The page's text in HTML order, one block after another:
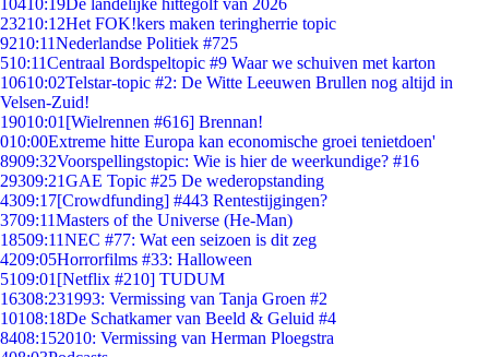
10410:19De landelijke hittegolf van 2026
23210:12Het FOK!kers maken teringherrie topic
9210:11Nederlandse Politiek #725
510:11Centraal Bordspeltopic #9 Waar we schuiven met karton
10610:02Telstar-topic #2: De Witte Leeuwen Brullen nog altijd in
Velsen-Zuid!
19010:01 [Wielrennen #616] Brennan!
010:00Extreme hitte Europa kan economische groei tenietdoen'
8909:32Voorspellingstopic: Wie is hier de weerkundige? #16
29309:21GAE Topic #25 De wederopstanding
4309:17[Crowdfunding] #443 Rentestijgingen?
3709:11Masters of the Universe (He-Man)
18509:11NEC #77: Wat een seizoen is dit zeg
4209:05Horrorfilms #33: Halloween
5109:01 [Netflix #210] TUDUM
16308:231993: Vermissing van Tanja Groen #2
10108:18De Schatkamer van Beeld & Geluid #4
8408:152010: Vermissing van Herman Ploegstra